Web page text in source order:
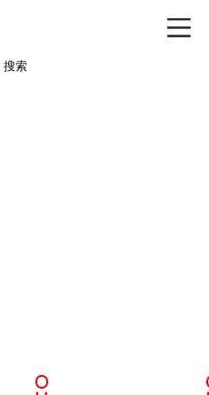
搜索